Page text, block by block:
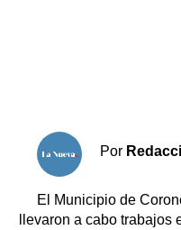
Por
El Municipio de
llevaron a cabo trabajos